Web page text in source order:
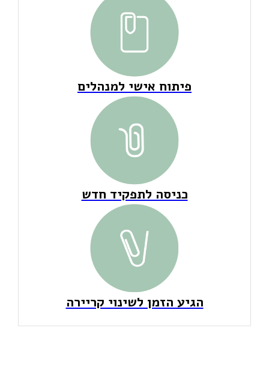
פיתוח אישי למנהלים
כניסה לתפקיד חדש
הגיע הזמן לשינוי קריירה